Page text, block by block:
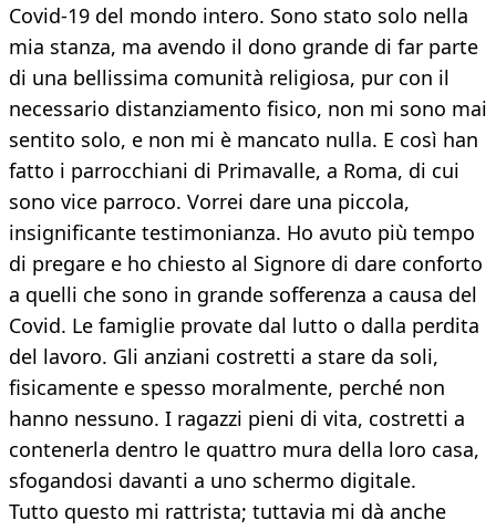
Covid-19 del mondo intero. Sono stato solo nella
mia stanza, ma avendo il dono grande di far parte
di una bellissima comunità religiosa, pur con il
necessario distanziamento fisico, non mi sono mai
sentito solo, e non mi è mancato nulla. E così han
fatto i parrocchiani di Primavalle, a Roma, di cui
sono vice parroco. Vorrei dare una piccola,
insignificante testimonianza. Ho avuto più tempo
di pregare e ho chiesto al Signore di dare conforto
a quelli che sono in grande sofferenza a causa del
Covid. Le famiglie provate dal lutto o dalla perdita
del lavoro. Gli anziani costretti a stare da soli,
fisicamente e spesso moralmente, perché non
hanno nessuno. I ragazzi pieni di vita, costretti a
contenerla dentro le quattro mura della loro casa,
sfogandosi davanti a uno schermo digitale.
Tutto questo mi rattrista; tuttavia mi dà anche